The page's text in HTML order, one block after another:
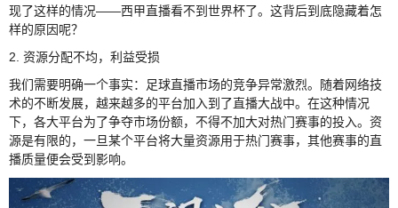
现了这样的情况——西甲直播看不到世界杯了。这背后到底隐藏着怎
样的原因呢？
2. 资源分配不均，利益受损
我们需要明确一个事实：足球直播市场的竞争异常激烈。随着网络技
术的不断发展，越来越多的平台加入到了直播大战中。在这种情况
下，各大平台为了争夺市场份额，不得不加大对热门赛事的投入。资
源是有限的，一旦某个平台将大量资源用于热门赛事，其他赛事的直
播质量便会受到影响。